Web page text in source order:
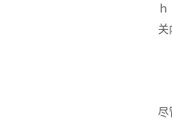
关
尽